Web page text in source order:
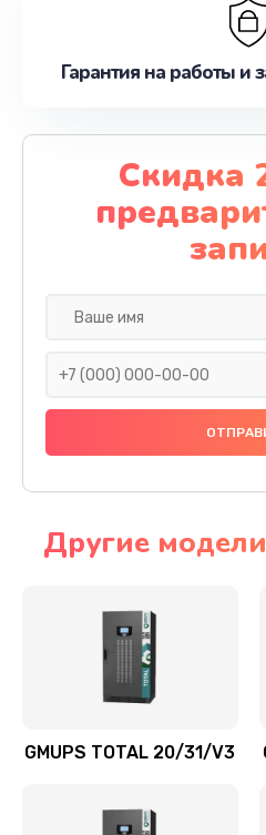
Гарантия на работы и
Скидка
Другие
GMUPS TOTAL 20/31/V3